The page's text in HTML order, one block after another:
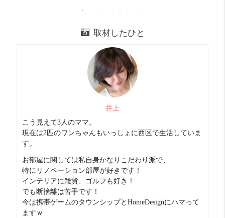
取材したひと
井上
こう見えて3人のママ。
現在は2匹のワンちゃんもいっしょに西区で生活していま
す。
お部屋に関しては私自身かなりこだわり派で、
特にリノベーション部屋が好きです！
インテリアに雑貨、ゴルフも好き！
でも断捨離は苦手です！
今は携帯ゲームのタウンシップとHomeDesignにハマって
ますｗ